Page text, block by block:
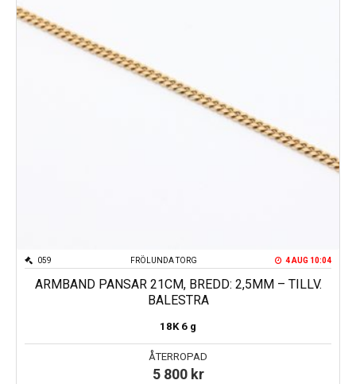
FRÖLUNDA TORG
059 4 AUG 10:04
ARMBAND PANSAR 21CM, BREDD: 2,5MM – TILLV.
BALESTRA
18K 6 g
ÅTERROPAD
5 800 kr